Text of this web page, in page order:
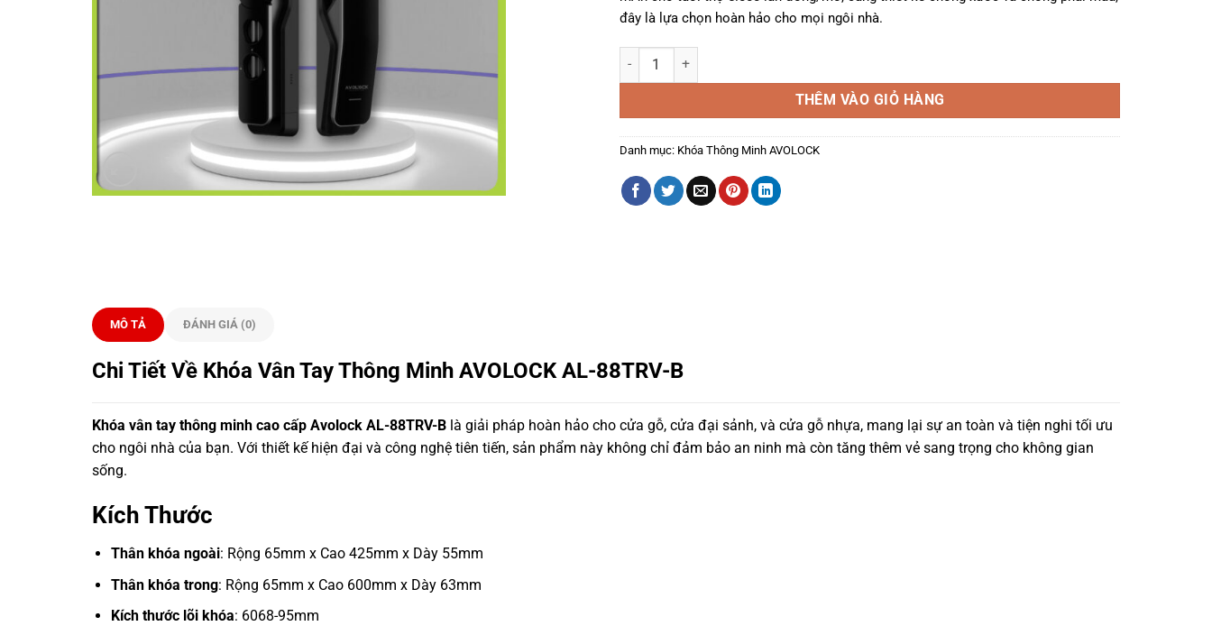
đây là lựa chọn hoàn hảo cho mọi ngôi nhà.
Khóa Thông Minh Avolock AL-88TRV-B số lượng
THÊM VÀO GIỎ HÀNG
Danh mục: Khóa Thông Minh AVOLOCK
MÔ TẢ ĐÁNH GIÁ (0)
Chi Tiết Về Khóa Vân Tay Thông Minh AVOLOCK AL-88TRV-B
Khóa vân tay thông minh cao cấp Avolock AL-88TRV-B là giải pháp hoàn hảo cho cửa gỗ, cửa đại sảnh, và cửa gỗ nhựa, mang lại sự an toàn và tiện nghi tối ưu
cho ngôi nhà của bạn. Với thiết kế hiện đại và công nghệ tiên tiến, sản phẩm này không chỉ đảm bảo an ninh mà còn tăng thêm vẻ sang trọng cho không gian
sống.
Kích Thước
Thân khóa ngoài: Rộng 65mm x Cao 425mm x Dày 55mm
Thân khóa trong: Rộng 65mm x Cao 600mm x Dày 63mm
Kích thước lõi khóa: 6068-95mm